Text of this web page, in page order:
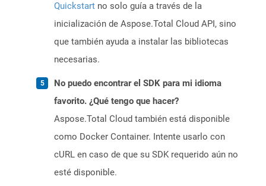
Quickstart no solo guía a través de la
inicialización de Aspose.Total Cloud API, sino
que también ayuda a instalar las bibliotecas
necesarias.
No puedo encontrar el SDK para mi idioma
favorito. ¿Qué tengo que hacer?
Aspose.Total Cloud también está disponible
como Docker Container. Intente usarlo con
cURL en caso de que su SDK requerido aún no
esté disponible.